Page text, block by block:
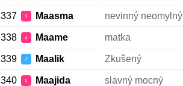
337 ♀ Maasma nevinný neomylný
338 ♀ Maame matka
339 ♂ Maalik Zkušený
340 ♀ Maajida slavný mocný